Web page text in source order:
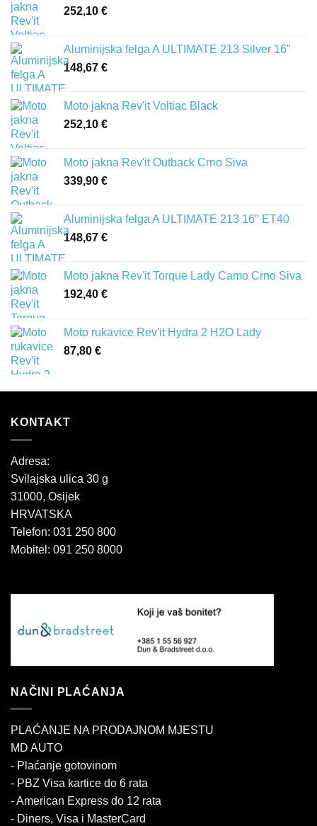
252,10 €
Aluminijska felga A ULTIMATE 213 Silver 16"
148,67 €
Moto jakna Rev'it Voltiac Black
252,10 €
Moto jakna Rev'it Outback Crno Siva
339,90 €
Aluminijska felga A ULTIMATE 213 16″ ET40
148,67 €
Moto jakna Rev'it Torque Lady Camo Crno Siva
192,40 €
Moto rukavice Rev'it Hydra 2 H2O Lady
87,80 €
KONTAKT
Adresa:
Svilajska ulica 30 g
31000, Osijek
HRVATSKA
Telefon: 031 250 800
Mobitel: 091 250 8000
NAČINI PLAĆANJA
PLAĆANJE NA PRODAJNOM MJESTU
MD AUTO
- Plaćanje gotovinom
- PBZ Visa kartice do 6 rata
- American Express do 12 rata
- Diners, Visa i MasterCard